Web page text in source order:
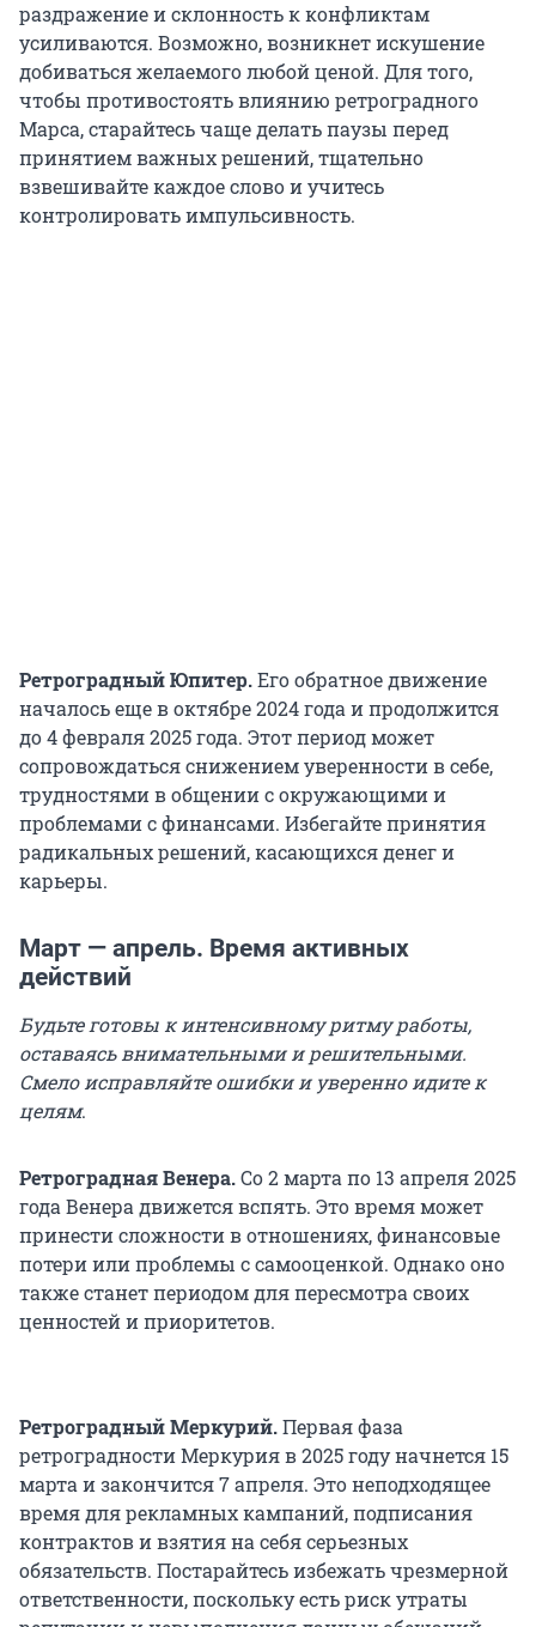
раздражение и склонность к конфликтам
усиливаются. Возможно, возникнет искушение
добиваться желаемого любой ценой. Для того,
чтобы противостоять влиянию ретроградного
Марса, старайтесь чаще делать паузы перед
принятием важных решений, тщательно
взвешивайте каждое слово и учитесь
контролировать импульсивность.
Ретроградный Юпитер.Его обратное движение
началось еще в октябре 2024 года и продолжится
до 4 февраля 2025 года. Этот период может
сопровождаться снижением уверенности в себе,
трудностями в общении с окружающими и
проблемами с финансами. Избегайте принятия
радикальных решений, касающихся денег и
карьеры.
Март — апрель. Время активных
действий
Будьте готовы к интенсивному ритму работы,
оставаясь внимательными и решительными.
Смело исправляйте ошибки и уверенно идите к
целям.
Ретроградная Венера.Со 2 марта по 13 апреля 2025
года Венера движется вспять. Это время может
принести сложности в отношениях, финансовые
потери или проблемы с самооценкой. Однако оно
также станет периодом для пересмотра своих
ценностей и приоритетов.
Ретроградный Меркурий.Первая фаза
ретроградности Меркурия в 2025 году начнется 15
марта и закончится 7 апреля. Это неподходящее
время для рекламных кампаний, подписания
контрактов и взятия на себя серьезных
обязательств. Постарайтесь избежать чрезмерной
ответственности, поскольку есть риск утраты